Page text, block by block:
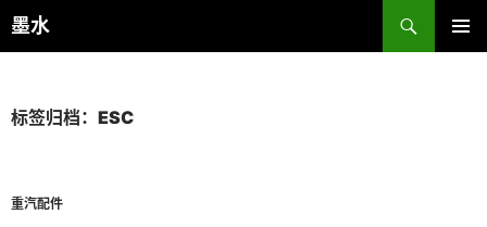
跳
至
墨水
搜
索
标签归档：ESC
重汽配件